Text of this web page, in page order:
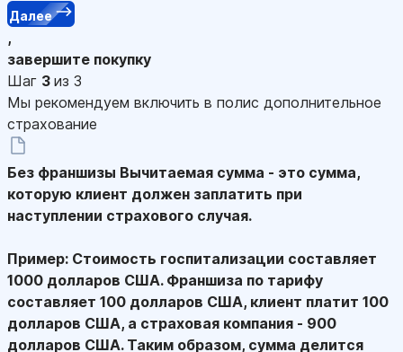
Далее
,
завершите покупку
Шаг 3 из 3
Мы рекомендуем включить в полис дополнительное
страхование
Без франшизы Вычитаемая сумма - это сумма,
которую клиент должен заплатить при
наступлении страхового случая.
Пример: Стоимость госпитализации составляет
1000 долларов США. Франшиза по тарифу
составляет 100 долларов США, клиент платит 100
долларов США, а страховая компания - 900
долларов США. Таким образом, сумма делится